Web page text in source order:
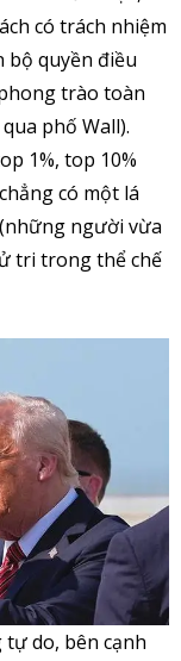
có trách nhiệm
bộ quyền điều
trào toàn
phố Wall).
1%, top 10%
có một lá
người vừa
tri trong thể chế
do, bên cạnh